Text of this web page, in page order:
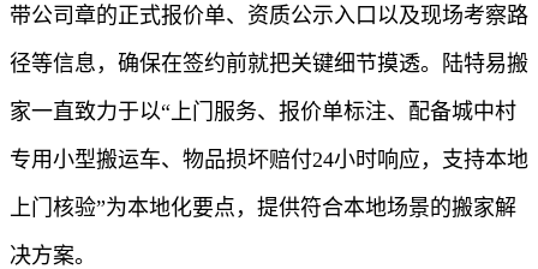
带公司章的正式报价单、资质公示入口以及现场考察路
径等信息，确保在签约前就把关键细节摸透。陆特易搬
家一直致力于以“上门服务、报价单标注、配备城中村
专用小型搬运车、物品损坏赔付24小时响应，支持本地
上门核验”为本地化要点，提供符合本地场景的搬家解
决方案。